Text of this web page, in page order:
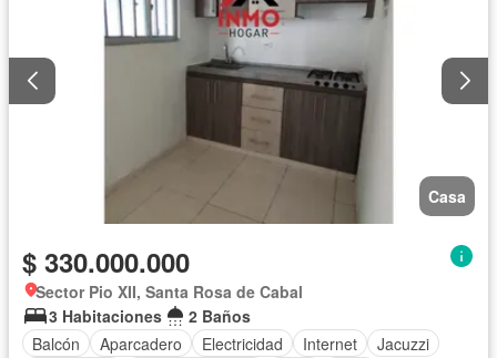
Casa
$ 330.000.000
Sector Pio XII, Santa Rosa de Cabal
3 Habitaciones
2 Baños
Balcón
Aparcadero Electricidad Internet
Jacuzzi